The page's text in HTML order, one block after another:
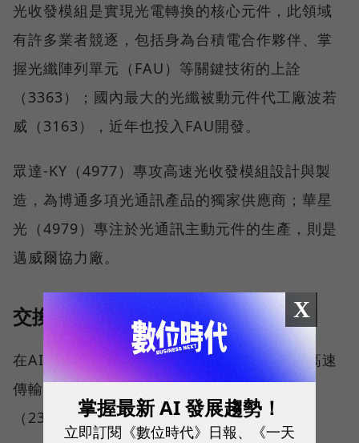
光收發模組是實現光電轉換的核心元件，此領域
有許多業者競逐，包括身為台積電合作夥伴、掌
握光纖陣列單元（FAU）等關鍵技術的上詮
（3363）；國內最大的光纖被動元件代工廠波若
威（3163），近年也投入FAU開發。
眾達-KY（4977）專攻高速光收發模組設計與製
造，為博通多項光通訊產品的獨家供應商；華星
光（4979）專注於光通訊主動元件的生產，則是
邁威爾協力廠。
交換器
在AI伺服器中，交換器（Switch）在資料的高速
傳輸扮演重要角色，相關台廠包括網通廠智邦
（2345）、明泰（3380）等。
X
掌握最新 AI 發展趨勢！
立即訂閱《數位時代》日報、《一天